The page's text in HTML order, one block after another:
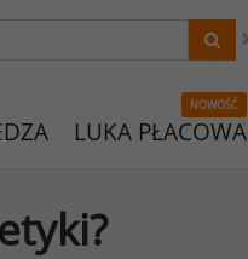
NOWOŚĆ
LUKA PŁACOWA